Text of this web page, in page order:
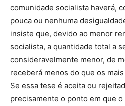
comunidade socialista haverá,
pouca ou nenhuma
insiste que, devido ao menor
socialista, a quantidade total a
consideravelmente menor, de
receberá menos do que os
Se essa tese é aceita ou
precisamente o ponto em que